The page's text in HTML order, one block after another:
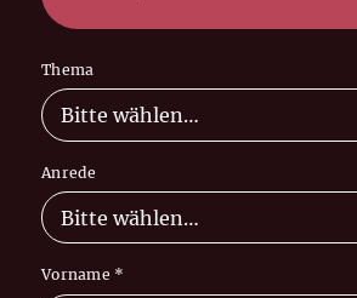
Thema
Anrede
Vorname *